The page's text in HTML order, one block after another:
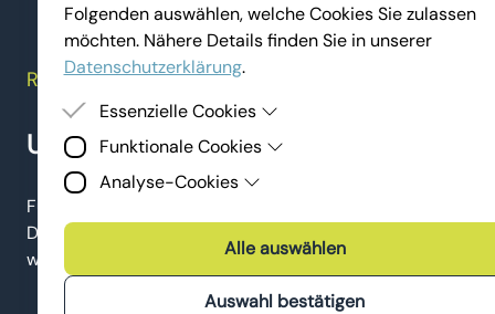
REFERENZEN
Unsere Kund:innen
Für unsere Kund:innen gehen wir oft die Extrameile.
Das spiegelt sich in der gelungenen Zusammenarbeit
wider:
Folgenden auswählen, welche Cookies Sie zulassen
möchten. Nähere Details finden Sie in unserer
Datenschutzerklärung.
Essenzielle Cookies
Essenzielle Cookies sind Cookies, welche für die
werden. Ohne diese Cookies kann die Website nicht
Funktionale Cookies
Funktionale Cookies erlauben es uns, Ihnen externe
bereitzustellen und Ihnen einen reibungslosen
Besuch zu ermöglichen.
Analyse-Cookies
Verbesserung der Webseiten der Lena Digital GmbH
Alle auswählen
Auswahl bestätigen